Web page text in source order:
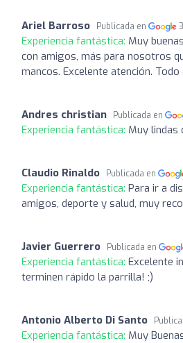
Ariel Barroso Publicada en
Experiencia fantástica: Muy
con amigos, más para nosotros
mancos. Excelente atención. Todo
Andres christian Publicada en
Experiencia fantástica: Muy lindas
Claudio Rinaldo Publicada en
Experiencia fantástica: Para ir a
amigos, deporte y salud, muy
Javier Guerrero Publicada en
Experiencia fantástica: Excelente
terminen rápido la parrilla! ;)
Antonio Alberto Di Santo
Experiencia fantástica: Muy